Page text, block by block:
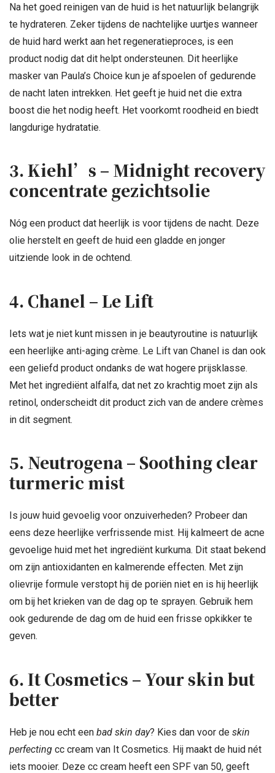
Na het goed reinigen van de huid is het natuurlijk belangrijk
te hydrateren. Zeker tijdens de nachtelijke uurtjes wanneer
de huid hard werkt aan het regeneratieproces, is een
product nodig dat dit helpt ondersteunen. Dit heerlijke
masker van Paula’s Choice kun je afspoelen of gedurende
de nacht laten intrekken. Het geeft je huid net die extra
boost die het nodig heeft. Het voorkomt roodheid en biedt
langdurige hydratatie.
3. Kiehl’s – Midnight recovery
concentrate gezichtsolie
Nóg een product dat heerlijk is voor tijdens de nacht. Deze
olie herstelt en geeft de huid een gladde en jonger
uitziende look in de ochtend.
4. Chanel – Le Lift
Iets wat je niet kunt missen in je beautyroutine is natuurlijk
een heerlijke anti-aging crème. Le Lift van Chanel is dan ook
een geliefd product ondanks de wat hogere prijsklasse.
Met het ingrediënt alfalfa, dat net zo krachtig moet zijn als
retinol, onderscheidt dit product zich van de andere crèmes
in dit segment.
5. Neutrogena – Soothing clear
turmeric mist
Is jouw huid gevoelig voor onzuiverheden? Probeer dan
eens deze heerlijke verfrissende mist. Hij kalmeert de acne
gevoelige huid met het ingrediënt kurkuma. Dit staat bekend
om zijn antioxidanten en kalmerende effecten. Met zijn
olievrije formule verstopt hij de poriën niet en is hij heerlijk
om bij het krieken van de dag op te sprayen. Gebruik hem
ook gedurende de dag om de huid een frisse opkikker te
geven.
6. It Cosmetics – Your skin but
better
Heb je nou echt een bad skin day? Kies dan voor de skin
perfecting cc cream van It Cosmetics. Hij maakt de huid nét
iets mooier. Deze cc cream heeft een SPF van 50, geeft